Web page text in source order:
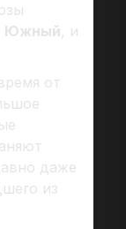
Южный, и
от
даже
из